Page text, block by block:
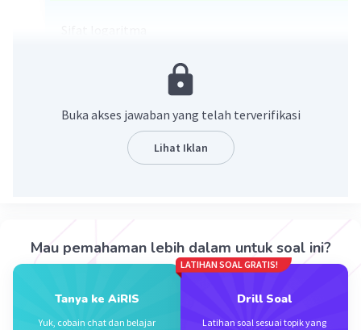
4log 6/25 = 4log 6 - 4log 25
Beri Rating
Iklan
Buka akses jawaban yang telah terverifikasi
Lihat Iklan
Mau pemahaman lebih dalam untuk soal ini?
Tanya ke AiRIS
Yuk, cobain chat dan belajar
LATIHAN SOAL GRATIS!
Drill Soal
Latihan soal sesuai topik yang